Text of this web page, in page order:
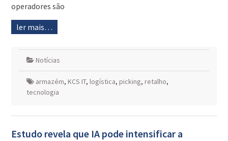
operadores são
ler mais…
Notícias
armazém, KCS IT, logística, picking, retalho,
tecnologia
Estudo revela que IA pode intensificar a